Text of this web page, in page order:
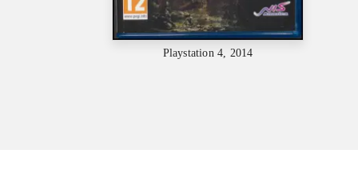
Playstation 4, 2014